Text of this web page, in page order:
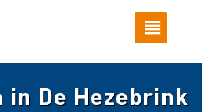
in De Hezebrink